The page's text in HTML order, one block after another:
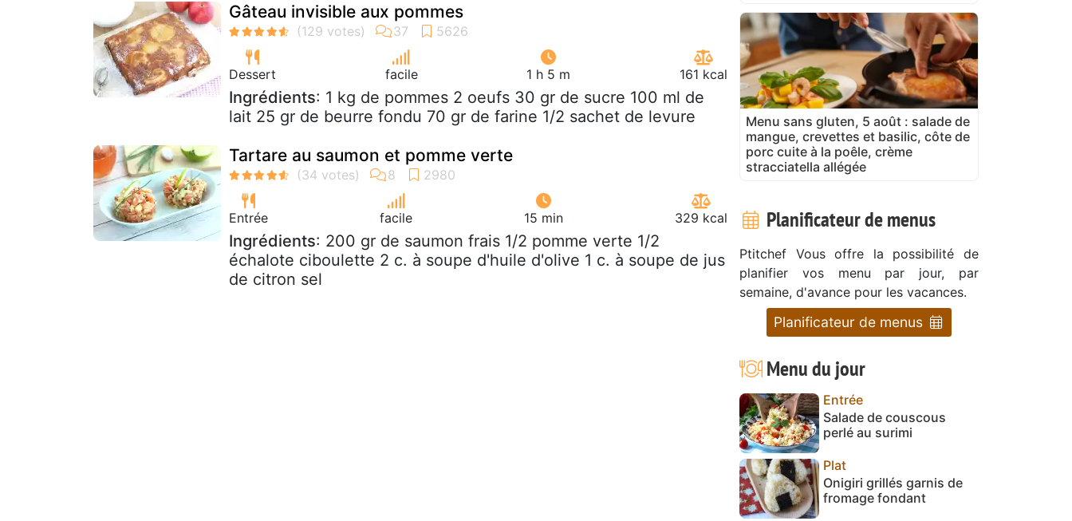
Gâteau invisible aux pommes
Dessert facile 1 h 5 m 161 kcal
Ingrédients: 1 kg de pommes 2 oeufs 30 gr de sucre 100 ml de
lait 25 gr de beurre fondu 70 gr de farine 1/2 sachet de levure
Tartare au saumon et pomme verte
Entrée facile 15 min 329 kcal
Ingrédients: 200 gr de saumon frais 1/2 pomme verte 1/2
échalote ciboulette 2 c. à soupe d'huile d'olive 1 c. à soupe de jus
de citron sel
Menu sans gluten, 5 août : salade de
mangue, crevettes et basilic, côte de
porc cuite à la poêle, crème
stracciatella allégée
Planificateur de menus
Ptitchef Vous offre la possibilité de
planifier vos menu par jour, par
semaine, d'avance pour les vacances.
Planificateur de menus
Menu du jour
Entrée
Salade de couscous
perlé au surimi
Plat
Onigiri grillés garnis de
fromage fondant